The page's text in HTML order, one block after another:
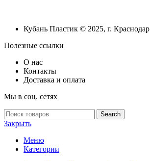
Кубань Пластик © 2025, г. Краснодар
Полезные ссылки
О нас
Контакты
Доставка и оплата
Мы в соц. сетях
Search
Закрыть
Меню
Категории